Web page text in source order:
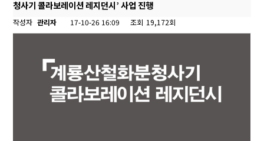
청사기 콜라보레이션 레지던시’ 사업 진행
작성자 관리자 17-10-26 16:09 조회 19,172회